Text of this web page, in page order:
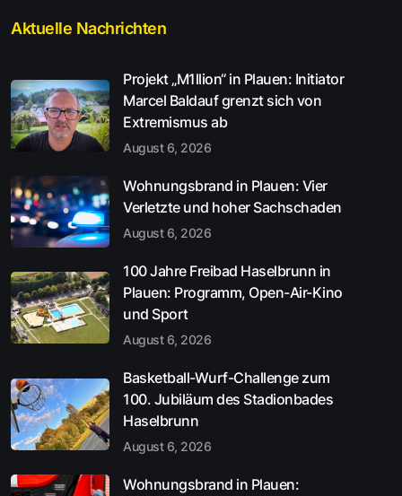
Aktuelle Nachrichten
Projekt „M1llion“ in Plauen: Initiator
Marcel Baldauf grenzt sich von
Extremismus ab
August 6, 2026
Wohnungsbrand in Plauen: Vier
Verletzte und hoher Sachschaden
August 6, 2026
100 Jahre Freibad Haselbrunn in
Plauen: Programm, Open-Air-Kino
und Sport
August 6, 2026
Basketball-Wurf-Challenge zum
100. Jubiläum des Stadionbades
Haselbrunn
August 6, 2026
Wohnungsbrand in Plauen: